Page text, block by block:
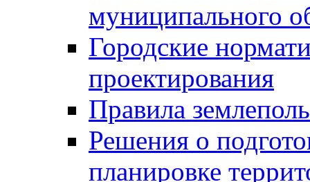
муниципального
Городские
проектирования
Правила
Решения о
планировке